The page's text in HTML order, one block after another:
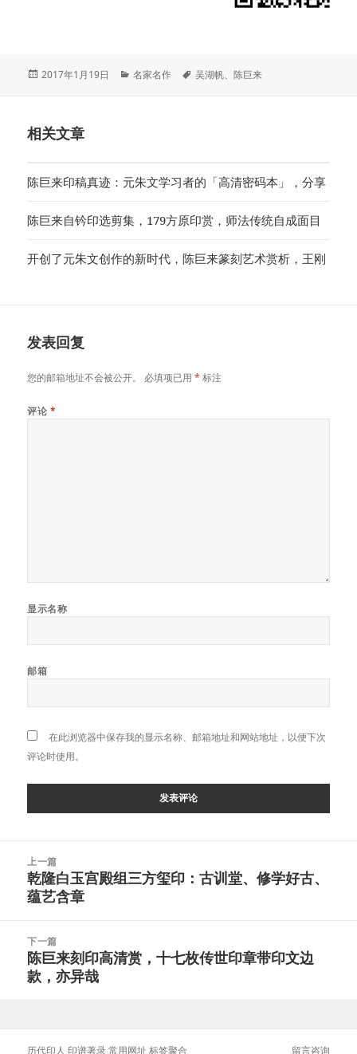
发
2017年1月19日
分
名家名作
标
吴湖帆、陈巨来
相关文章
陈巨来印稿真迹：元朱文学习者的「高清密码本」，分享
陈巨来自钤印选剪集，179方原印赏，师法传统自成面目
开创了元朱文创作的新时代，陈巨来篆刻艺术赏析，王刚
发表回复
您的邮箱地址不会被公开。 必填项已用* 标注
评论 *
显示名称
邮箱
在此浏览器中保存我的显示名称、邮箱地址和网站地址，以便下次
评论时使用。
上一篇
上
篇
章：
乾隆白玉宫殿组三方玺印：古训堂、修学好古、
蕴艺含章
下一篇
下
篇
陈巨来刻印高清赏，十七枚传世印章带印文边
款，亦异哉
历代印人 印谱著录 常用网址 标签聚合 留言咨询